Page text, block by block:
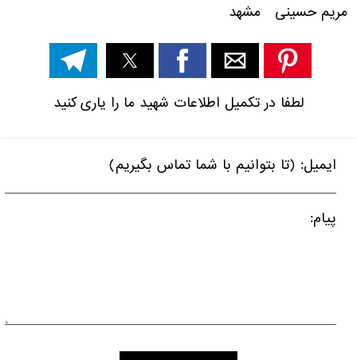
مریم حسینی مشهد
لطفا در تکمیل اطلاعات شهید ما را یاری کنید
ایمیل: (تا بتوانیم با شما تماس بگیریم)
پیام: